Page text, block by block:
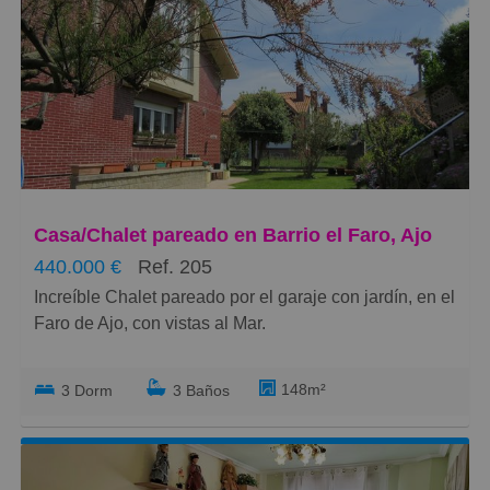
Totalmente diáfano y cuadrado con una pequeña
ventana, puerta peatonal y luz comunitaria.
Se accede por una verja con llave que da acceso a
los distintos trasteros.
Gran capacidad de almacenamiento y de altura.
Casa/Chalet pareado en Barrio el Faro, Ajo
440.000 €
Ref. 205
Faro de Ajo, con vistas al Mar.
Entorno residencial en un enclave natural de costa,
acantilados, paisajes espectaculares, la Ojerada y el
famoso Faro de Ajo pintado por el gran artista Okuda.
A sólo 3 km. del centro de Ajo de las playas Cuberris y
3 Dorm 3 Baños 148m²